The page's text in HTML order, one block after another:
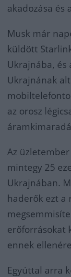
akadozása és
Musk már
küldött
Ukrajnába, és
Ukrajnának
az orosz
Az
mintegy 25
Ukrajnában.
haderők ezt a
erőforrásokat
ennek
Egyúttal arra